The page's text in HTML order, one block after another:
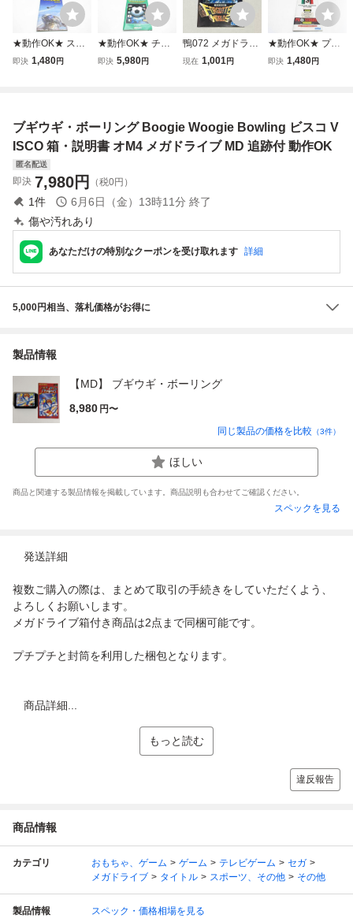
★動作OK★ スー
パー大戦略 箱・説
即決 1,480円
★動作OK★ チャ
ンピオンズワール
シM4 メガドライ
ブ MD 追跡付
即決 5,980円
鴨072 メガドライ
ブ用ソフトの取説
D
現在 1,001円
★動作OK★ プロ
ストライカー 完全
即決 1,480円
ブギウギ・ボーリング Boogie Woogie Bowling ビスコ V
ISCO 箱・説明書 オM4 メガドライブ MD 追跡付 動作OK
匿名配送
即決 7,980円 （税0円）
1件 6月6日（金）13時11分 終了
傷や汚れあり
あなただけの特別なクーポンを受け取れます 詳細
5,000円相当、落札価格がお得に
製品情報
【MD】 ブギウギ・ボーリング
8,980 円〜
同じ製品の価格を比較 （3件）
ほしい
商品と関連する製品情報を掲載しています。商品説明も合わせてご確認ください。
スペックを見る
発送詳細
複数ご購入の際は、まとめて取引の手続きをしていただくよう、
よろしくお願いします。
メガドライブ箱付き商品は2点まで同梱可能です。
プチプチと封筒を利用した梱包となります。
商品詳細...
もっと読む
違反報告
商品情報
カテゴリ おもちゃ、ゲーム ゲーム テレビゲーム
セガ
メガドライブ
タイトル スポーツ、その他 その他
製品情報 スペック・価格相場を見る